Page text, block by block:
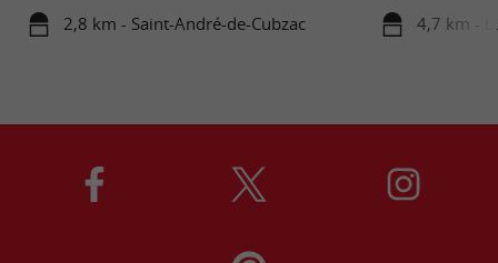
2,8 km - Saint-André-de-Cubzac 4,7 km -